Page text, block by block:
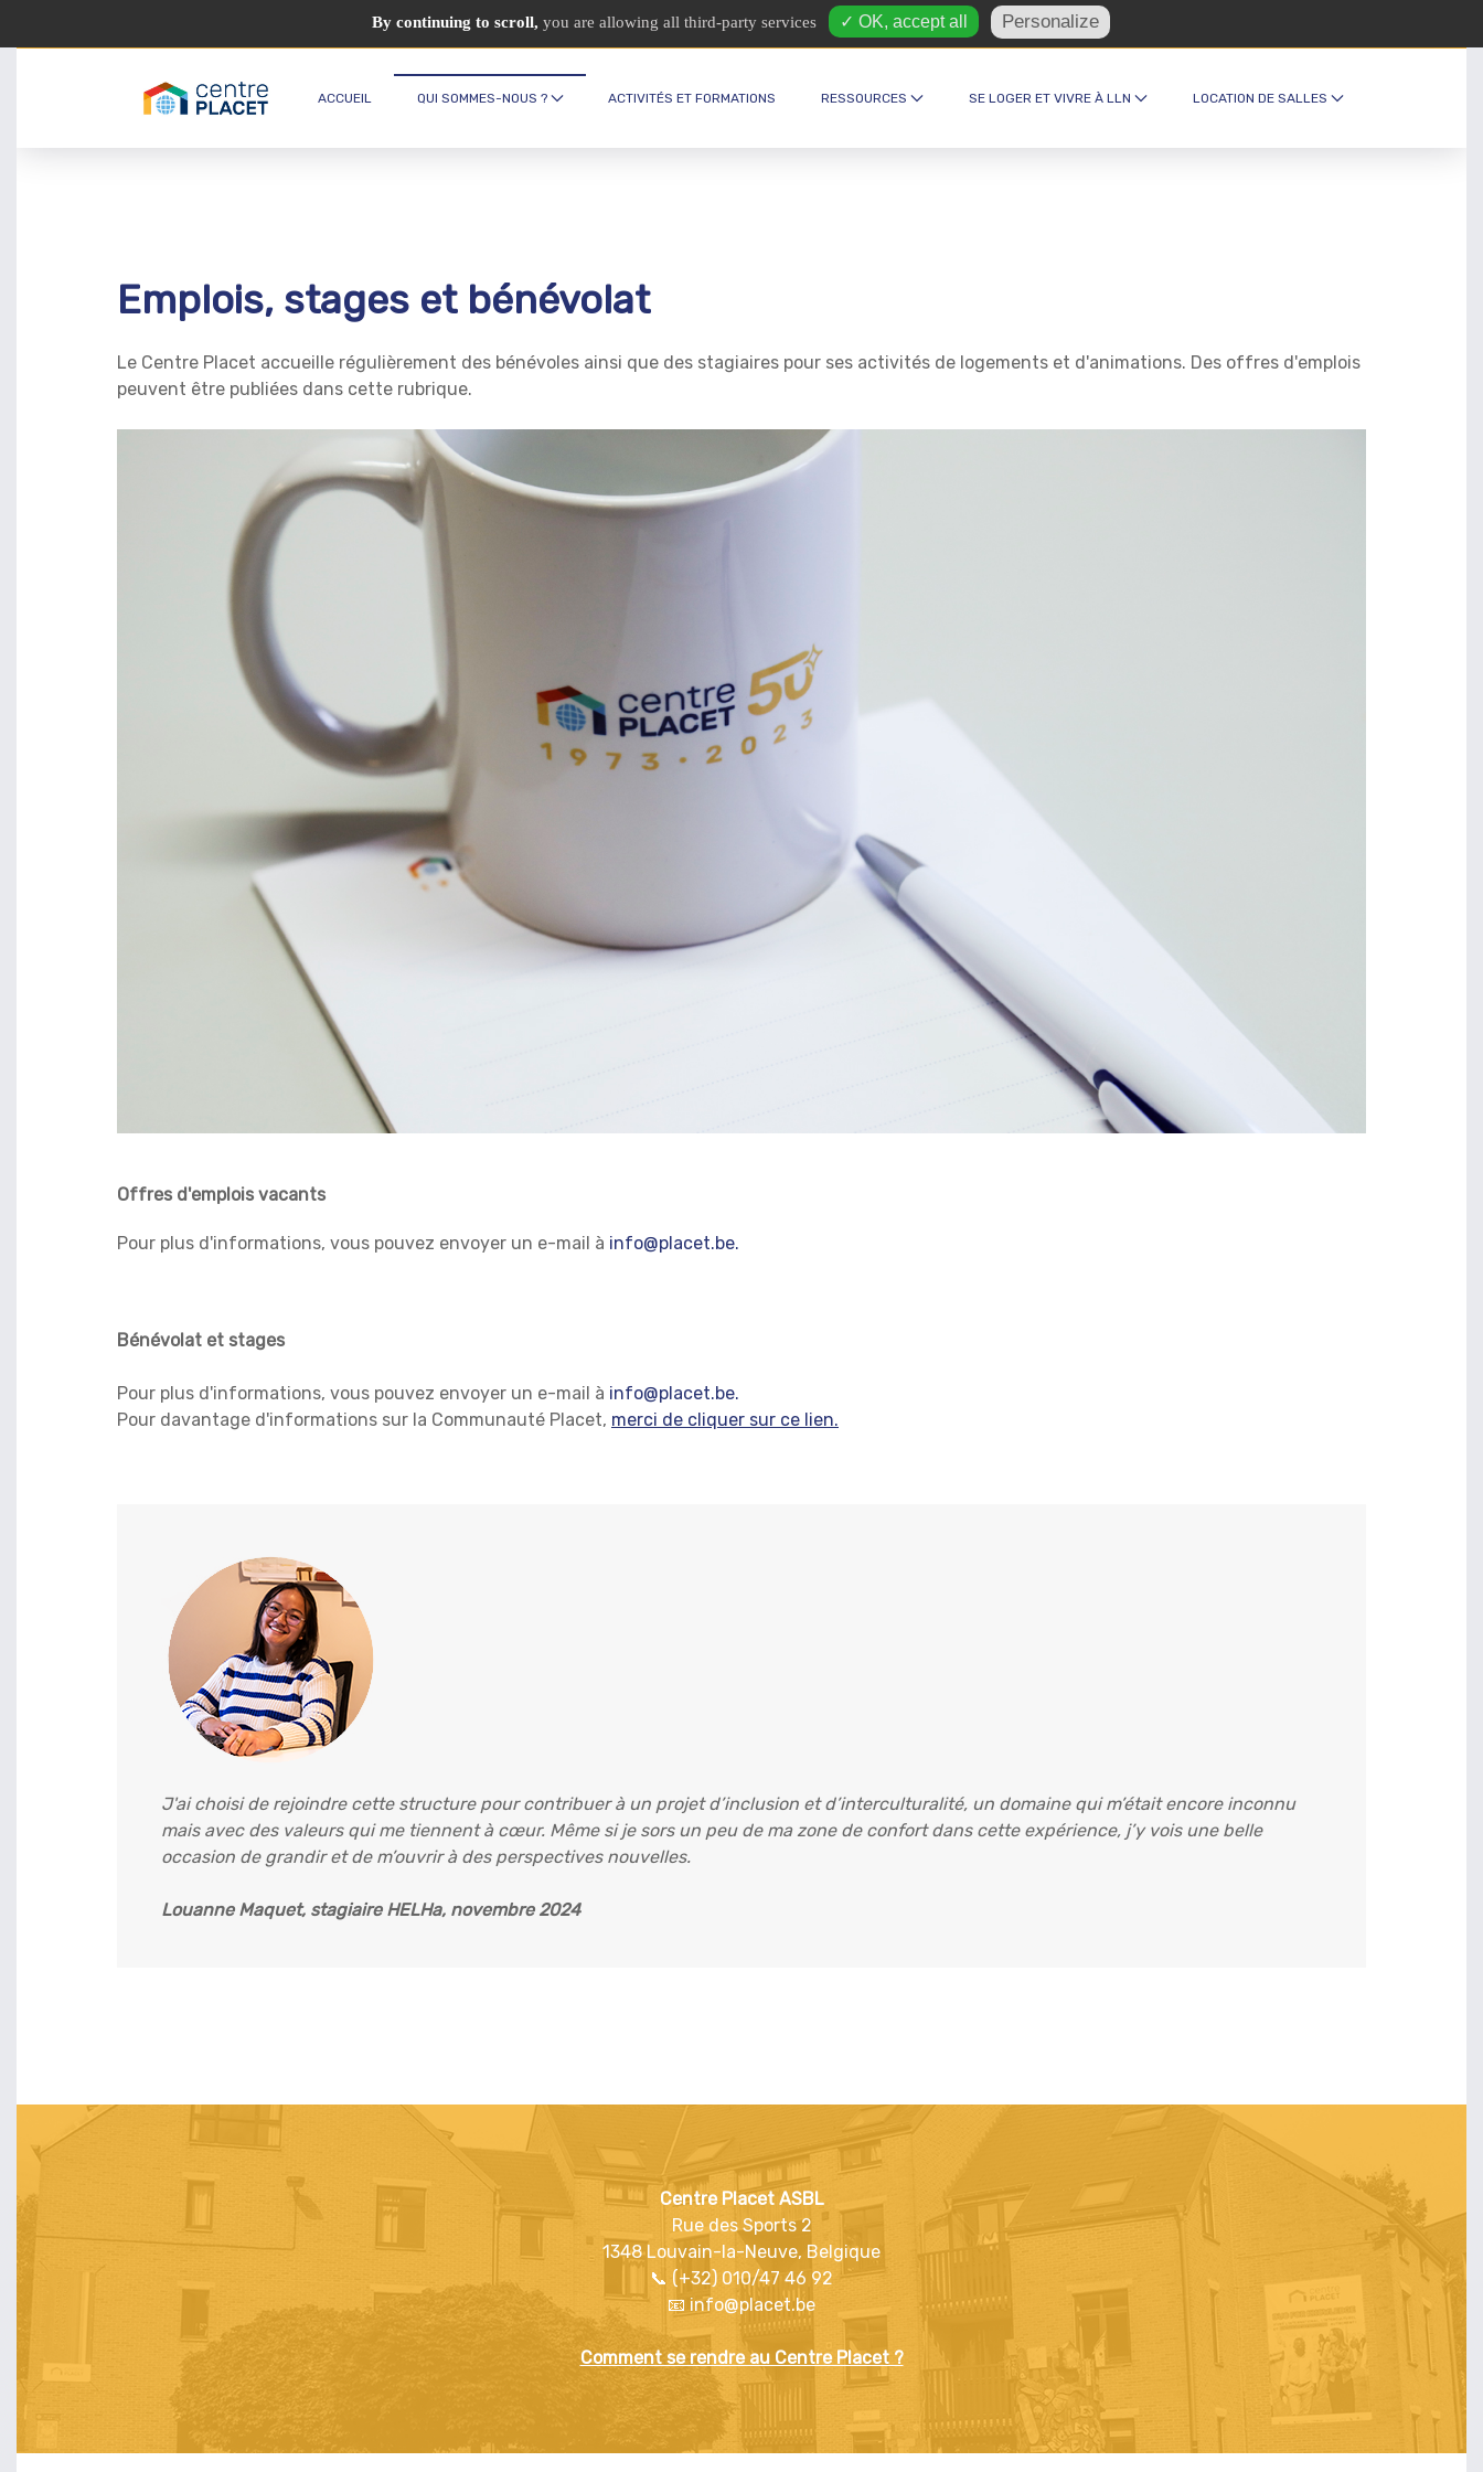
Espace interculturel et foyer ·
ACCUEIL QUI SOMMES-NOUS ? ACTIVITÉS ET FORMATIONS RESSOURCES SE LOGER ET VIVRE À LLN LOCATION DE SALLES
Emplois, stages et bénévolat
Le Centre Placet accueille régulièrement des bénévoles ainsi que des stagiaires pour ses activités de logements et d'animations. Des offres d'emplois
peuvent être publiées dans cette rubrique.
Offres d'emplois vacants
Pour plus d'informations, vous pouvez envoyer un e-mail à info@placet.be.
Bénévolat et stages
Pour plus d'informations, vous pouvez envoyer un e-mail à info@placet.be.
Pour davantage d'informations sur la Communauté Placet, merci de cliquer sur ce lien.
J'ai choisi de rejoindre cette structure pour contribuer à un projet d’inclusion et d’interculturalité, un domaine qui m’était encore inconnu
mais avec des valeurs qui me tiennent à cœur. Même si je sors un peu de ma zone de confort dans cette expérience, j’y vois une belle
occasion de grandir et de m’ouvrir à des perspectives nouvelles.
Louanne Maquet, stagiaire HELHa, novembre 2024
Centre Placet ASBL
Rue des Sports 2
1348 Louvain-la-Neuve, Belgique
📞 (+32) 010/47 46 92
📧 info@placet.be
Comment se rendre au Centre Placet ?
By continuing to scroll, you are allowing all third-party services ✓ OK, accept all Personalize